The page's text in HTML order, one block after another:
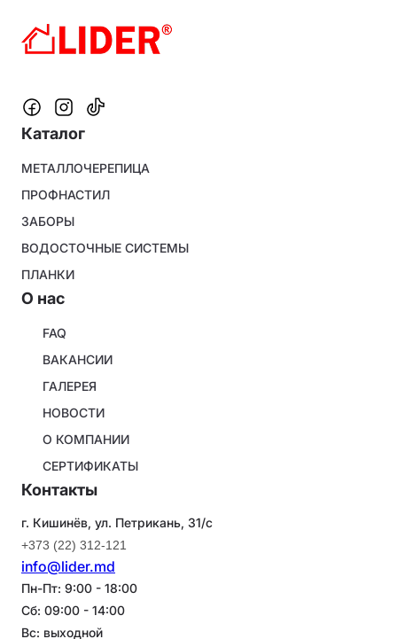
Каталог
Footer
menu
МЕТАЛЛОЧЕРЕПИЦА
ПРОФНАСТИЛ
ЗАБОРЫ
ВОДОСТОЧНЫЕ СИСТЕМЫ
ПЛАНКИ
O нас
About
company
FAQ
ВАКАНСИИ
ГАЛЕРЕЯ
НОВОСТИ
О КОМПАНИИ
СЕРТИФИКАТЫ
Контакты
г. Кишинёв, ул. Петрикань, 31/с
+373 (22) 312-121
info@lider.md
Пн-Пт: 9:00 - 18:00
Сб: 09:00 - 14:00
Вс: выходной